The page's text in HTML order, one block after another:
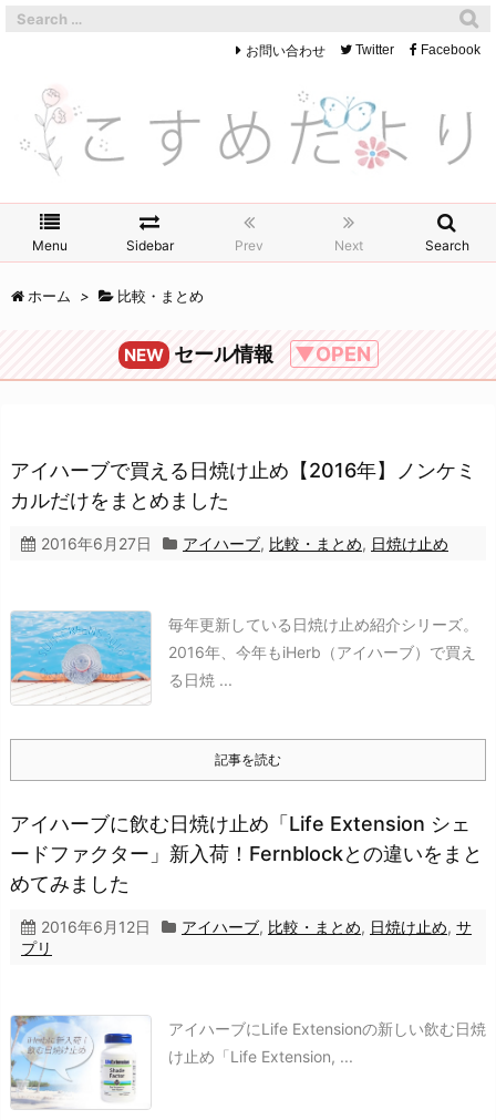
Menu Sidebar Prev Next Search
お問い合わせ Twitter Facebook
ホーム > 比較・まとめ
NEW セール情報 ▼OPEN
アイハーブで買える日焼け止め【2016年】ノンケミ
カルだけをまとめました
2016年6月27日 アイハーブ, 比較・まとめ, 日焼け止め
毎年更新している日焼け止め紹介シリーズ。
2016年、今年もiHerb（アイハーブ）で買え
る日焼 ...
記事を読む
アイハーブに飲む日焼け止め「Life Extension シェ
ードファクター」新入荷！Fernblockとの違いをまと
めてみました
2016年6月12日 アイハーブ, 比較・まとめ, 日焼け止め, サ
プリ
アイハーブにLife Extensionの新しい飲む日焼
け止め「Life Extension, ...